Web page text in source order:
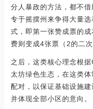
分人暴政的方法，都不
专于摇摆州来争得大量
式，即第一张赞成票的
费则变成4张票（2的二
之后，这类核心理念根
太坊绿色生态，在这类
配对，以保证基础设施
并体现全部小区的意向。